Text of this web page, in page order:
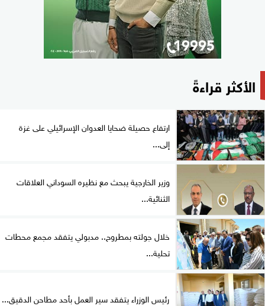
الأكثر قراءةً
ارتفاع حصيلة ضحايا العدوان الإسرائيلي على غزة
إلى...
وزير الخارجية يبحث مع نظيره السوداني العلاقات
الثنائية...
خلال جولته بمطروح.. مدبولي يتفقد مجمع محطات
تحلية...
رئيس الوزراء يتفقد سير العمل بأحد مطاحن الدقيق...